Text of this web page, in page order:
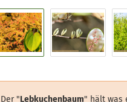
Der "Lebkuchenbaum" hält was